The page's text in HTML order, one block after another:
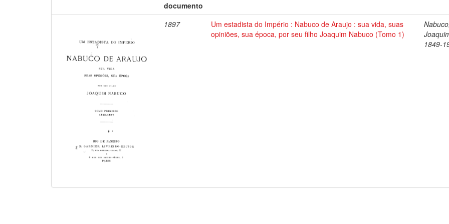
documento
1897
Um estadista do Império : Nabuco de Araujo : sua vida, suas
opiniões, sua época, por seu filho Joaquim Nabuco (Tomo 1)
Nabuco,
1849-